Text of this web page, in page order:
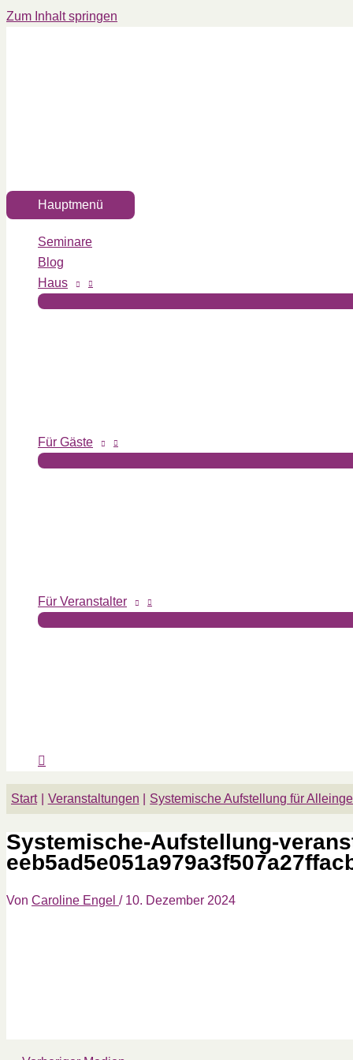
Zum Inhalt springen
Hauptmenü
Seminare
Blog
Haus
Für Gäste
Für Veranstalter
Start Veranstaltungen Systemische Aufstellung für
Systemische-Aufstellung-
Von Caroline Engel / 10. Dezember 2024